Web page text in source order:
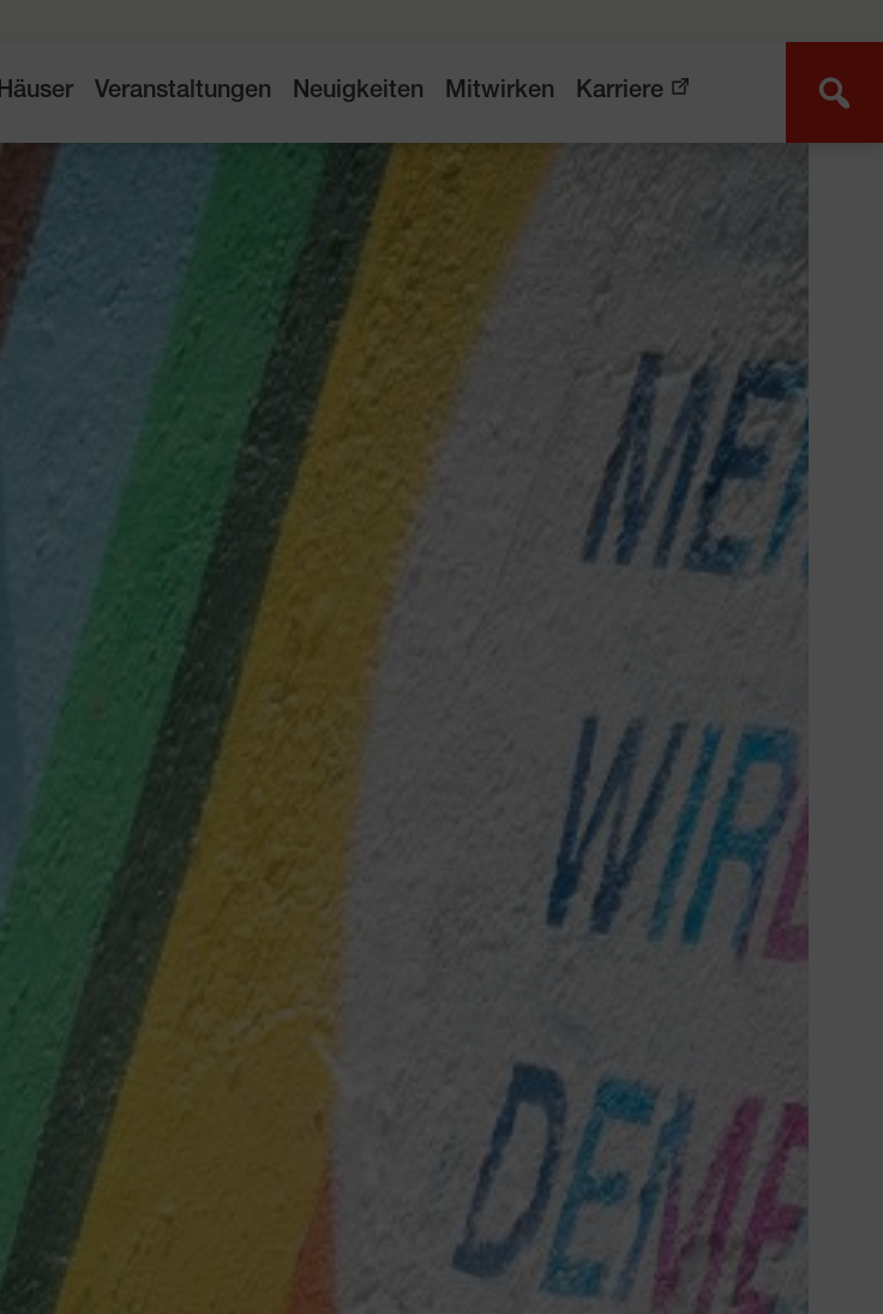
Veranstaltungen Neuigkeiten Mitwirken Karriere